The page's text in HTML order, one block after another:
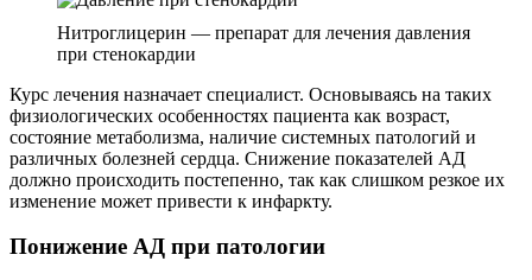
Нитроглицерин — препарат для лечения давления
при стенокардии
Курс лечения назначает специалист. Основываясь на таких
физиологических особенностях пациента как возраст,
состояние метаболизма, наличие системных патологий и
различных болезней сердца. Снижение показателей АД
должно происходить постепенно, так как слишком резкое их
изменение может привести к инфаркту.
Понижение АД при патологии